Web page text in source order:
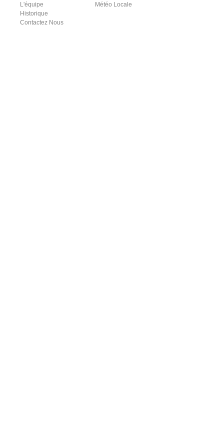
L'équipe
Historique
Contactez Nous
Météo Locale